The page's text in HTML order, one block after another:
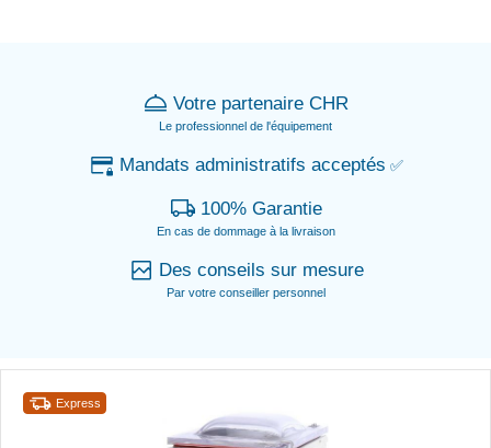
Votre partenaire CHR
Le professionnel de l'équipement
Mandats administratifs acceptés ✅
100% Garantie
En cas de dommage à la livraison
Des conseils sur mesure
Par votre conseiller personnel
Express